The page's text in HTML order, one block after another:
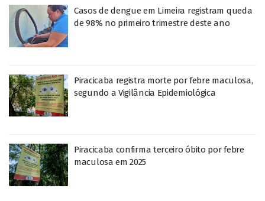
Casos de dengue em Limeira registram queda
de 98% no primeiro trimestre deste ano
Piracicaba registra morte por febre maculosa,
segundo a Vigilância Epidemiológica
Piracicaba confirma terceiro óbito por febre
maculosa em 2025